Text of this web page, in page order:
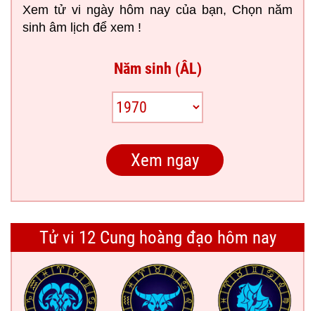
Xem tử vi ngày hôm nay của bạn, Chọn năm
sinh âm lịch để xem !
Năm sinh (ÂL)
Tử vi 12 Cung hoàng đạo hôm nay